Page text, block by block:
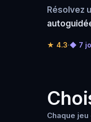
Résolvez
★ 4.3·◆ 7
Chaque